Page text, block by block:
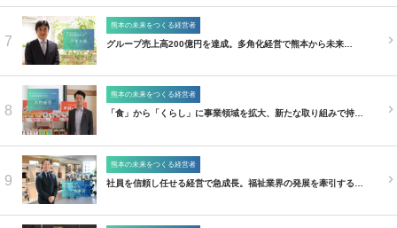
7
熊本の未来をつくる経営者
グループ売上高200億円を達成。多角化経営で熊本から未来…
8
熊本の未来をつくる経営者
「食」から「くらし」に事業領域を拡大、新たな取り組みで持…
9
熊本の未来をつくる経営者
社員を信頼し任せる経営で急成長。福祉業界の発展を牽引する…